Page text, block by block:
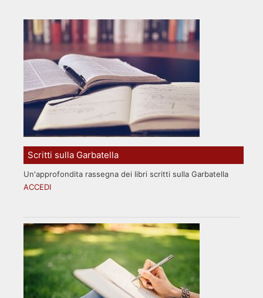
Scritti sulla Garbatella
Un'approfondita rassegna dei libri scritti sulla Garbatella
ACCEDI